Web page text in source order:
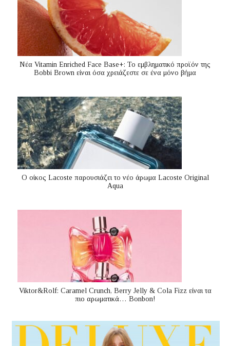
Nέα Vitamin Enriched Face Base+: Το εμβληματικό προϊόν της
Bobbi Brown είναι όσα χρειάζεστε σε ένα μόνο βήμα
Ο οίκος Lacoste παρουσιάζει το νέο άρωμα Lacoste Original
Aqua
Viktor&Rolf: Caramel Crunch, Berry Jelly & Cola Fizz είναι τα
πιο αρωματικά… Bonbon!